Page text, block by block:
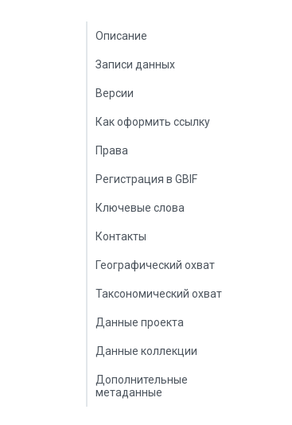
Описание
Записи данных
Версии
Как оформить ссылку
Права
Регистрация в GBIF
Ключевые слова
Контакты
Географический охват
Таксономический охват
Данные проекта
Данные коллекции
Дополнительные
метаданные